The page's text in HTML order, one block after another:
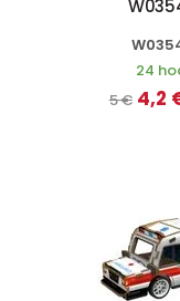
24
5 € 4,2